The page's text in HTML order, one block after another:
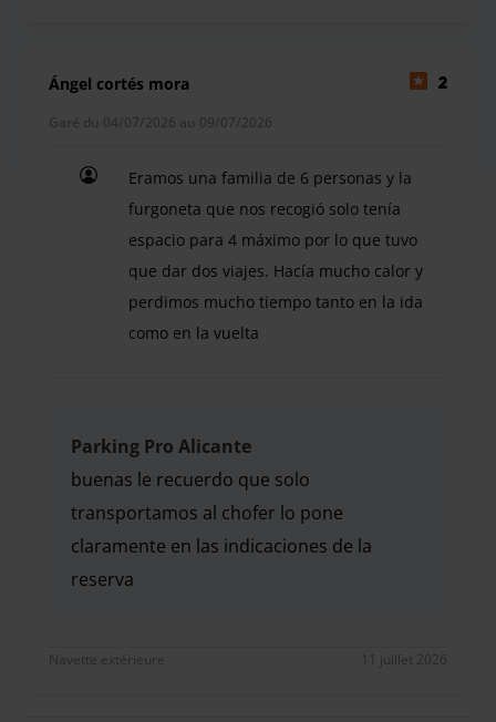
Ángel cortés mora 2
Garé du 04/07/2026 au 09/07/2026
Eramos una familia de 6 personas y la
furgoneta que nos recogió solo tenía
espacio para 4 máximo por lo que tuvo
que dar dos viajes. Hacía mucho calor y
perdimos mucho tiempo tanto en la ida
como en la vuelta
Parking Pro Alicante
buenas le recuerdo que solo
transportamos al chofer lo pone
claramente en las indicaciones de la
reserva
Navette extérieure 11 juillet 2026